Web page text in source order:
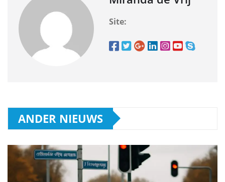
Site:
ANDER NIEUWS